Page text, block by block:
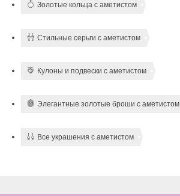
Золотые кольца с аметистом
Стильные серьги с аметистом
Кулоны и подвески с аметистом
Элегантные золотые броши с аметистом
Все украшения с аметистом